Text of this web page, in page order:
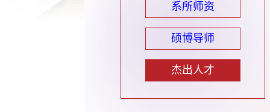
系所师资
硕博导师
杰出人才